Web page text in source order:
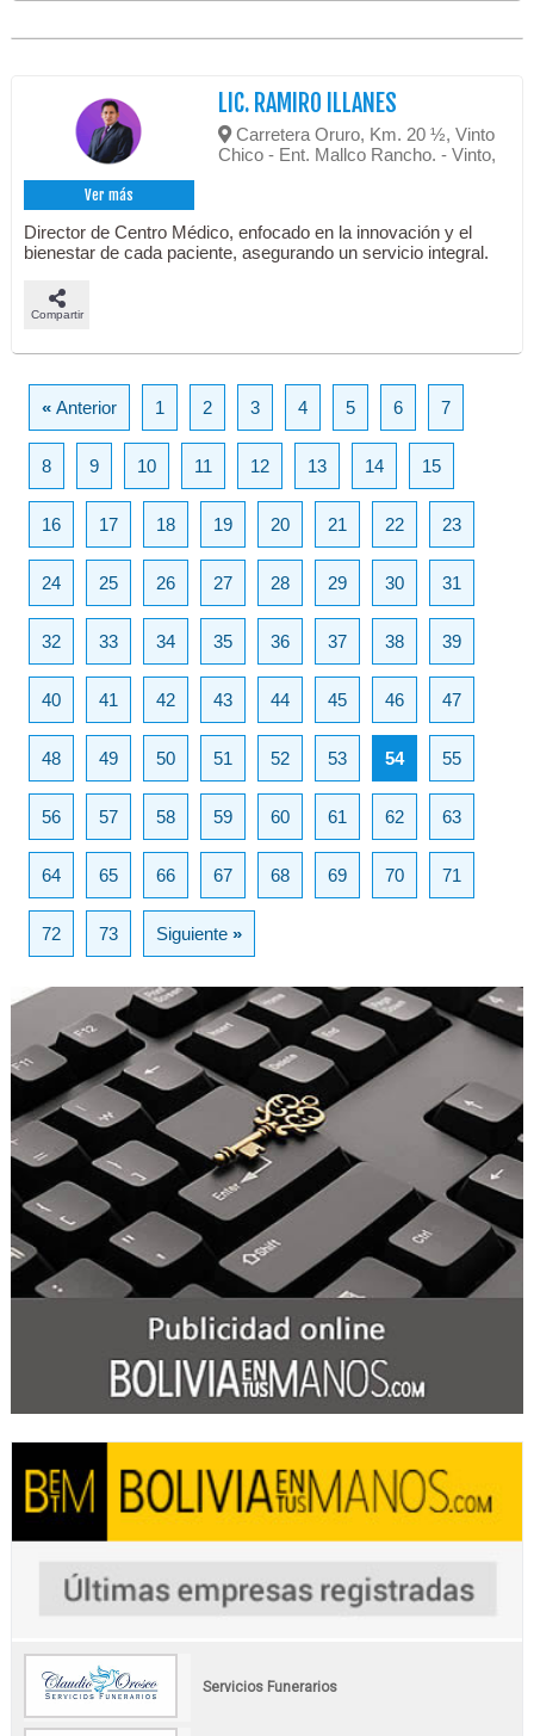
Ver más
LIC. RAMIRO ILLANES
Carretera Oruro, Km. 20 ½, Vinto
Chico - Ent. Mallco Rancho. - Vinto,
Director de Centro Médico, enfocado en la innovación y el
bienestar de cada paciente, asegurando un servicio integral.
Compartir
«Anterior 1 2 3 4 5 6 7
8 9 10 11 12 13 14 15
16 17 18 19 20 21 22 23
24 25 26 27 28 29 30 31
32 33 34 35 36 37 38 39
40 41 42 43 44 45 46 47
48 49 50 51 52 53 54 55
56 57 58 59 60 61 62 63
64 65 66 67 68 69 70 71
72 73 Siguiente»
Servicios Funerarios